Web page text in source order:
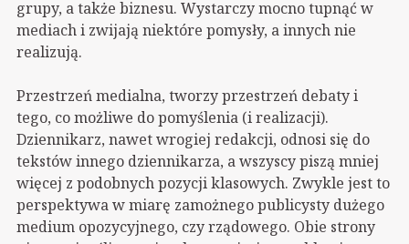
grupy, a także biznesu. Wystarczy mocno tupnąć w
mediach i zwijają niektóre pomysły, a innych nie
realizują.
Przestrzeń medialna, tworzy przestrzeń debaty i
tego, co możliwe do pomyślenia (i realizacji).
Dziennikarz, nawet wrogiej redakcji, odnosi się do
tekstów innego dziennikarza, a wszyscy piszą mniej
więcej z podobnych pozycji klasowych. Zwykle jest to
perspektywa w miarę zamożnego publicysty dużego
medium opozycyjnego, czy rządowego. Obie strony